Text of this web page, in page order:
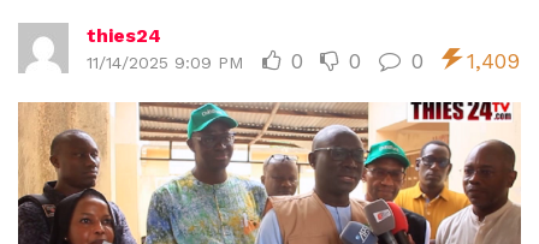
thies24
11/14/2025 9:09 PM 0 0 0 1,409